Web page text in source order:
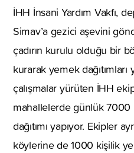
İHH İnsani Yardım Vakfı,
Simav’a gezici aşevini
çadırın kurulu olduğu bir
kurarak yemek
çalışmalar yürüten İHH
mahallelerde günlük 7000
dağıtımı yapıyor. Ekipler
köylerine de 1000 kişilik